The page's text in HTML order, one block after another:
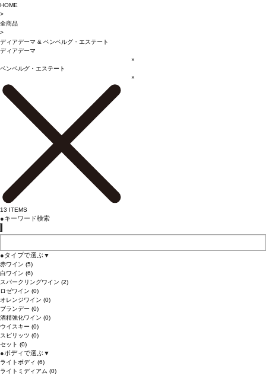
HOME
>
全商品
>
ディアデーマ & ベンベルグ・エステート
ディアデーマ
×
ベンベルグ・エステート
×
13 ITEMS
●キーワード検索
●タイプで選ぶ▼
赤ワイン (5)
白ワイン (6)
スパークリングワイン (2)
ロゼワイン (0)
オレンジワイン (0)
ブランデー (0)
酒精強化ワイン (0)
ウイスキー (0)
スピリッツ (0)
セット (0)
●ボディで選ぶ▼
ライトボディ (6)
ライトミディアム (0)